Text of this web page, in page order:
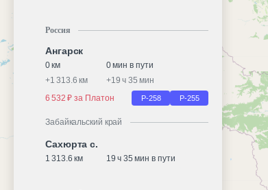
Россия
Ангарск
0 км
0 мин в пути
+1 313.6 км +19 ч 35 мин
6 532 ₽ за Платон
Р-258 Р-255
Забайкальский край
Сахюрта с.
1 313.6 км 19 ч 35 мин в пути